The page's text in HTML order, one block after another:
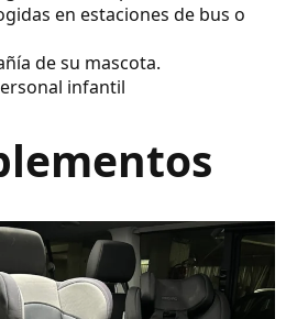
en estaciones de bus o
de su mascota.
infantil